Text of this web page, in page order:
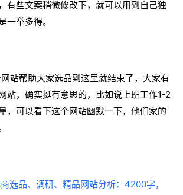
有些文案稍微修改下，就可以用到自己独
一举多得。
站帮助大家选品到这里就结束了，大家有
站，确实挺有意思的，比如说上班工作1-2
，可以看下这个网站幽默一下，他们家的
选品、调研、精品网站分析：4200字，